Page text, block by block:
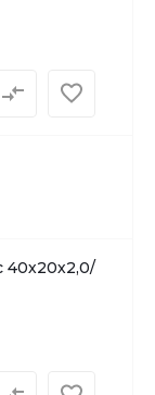
40х20х2,0/